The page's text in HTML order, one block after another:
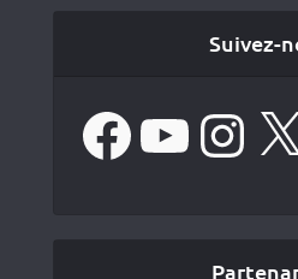
Suivez-
FacebookYouTube Instagram